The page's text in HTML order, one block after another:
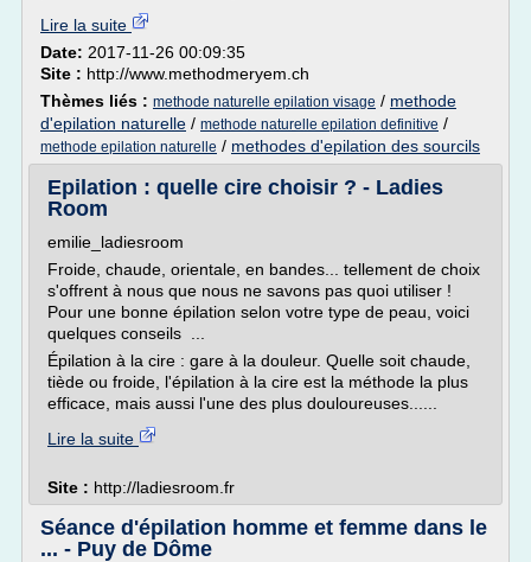
Lire la suite
Date: 2017-11-26 00:09:35
Site : http://www.methodmeryem.ch
Thèmes liés : methode naturelle epilation visage / methode
d'epilation naturelle / methode naturelle epilation definitive /
methode epilation naturelle / methodes d'epilation des sourcils
Epilation : quelle cire choisir ? - Ladies
Room
emilie_ladiesroom
Froide, chaude, orientale, en bandes... tellement de choix
s'offrent à nous que nous ne savons pas quoi utiliser !
Pour une bonne épilation selon votre type de peau, voici
quelques conseils ...
Épilation à la cire : gare à la douleur. Quelle soit chaude,
tiède ou froide, l'épilation à la cire est la méthode la plus
efficace, mais aussi l'une des plus douloureuses......
Lire la suite
Site : http://ladiesroom.fr
Séance d'épilation homme et femme dans le
... - Puy de Dôme